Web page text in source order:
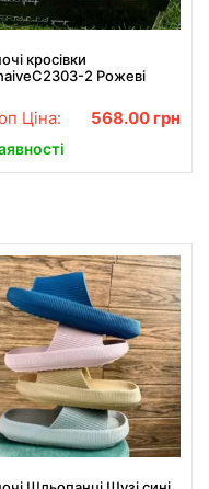
кросівки
2 Рожеві
Ціна: 568.00 грн